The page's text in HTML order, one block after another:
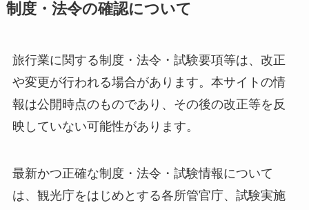
制度・法令の確認について
旅行業に関する制度・法令・試験要項等は、改正
や変更が行われる場合があります。本サイトの情
報は公開時点のものであり、その後の改正等を反
映していない可能性があります。
最新かつ正確な制度・法令・試験情報について
は、観光庁をはじめとする各所管官庁、試験実施